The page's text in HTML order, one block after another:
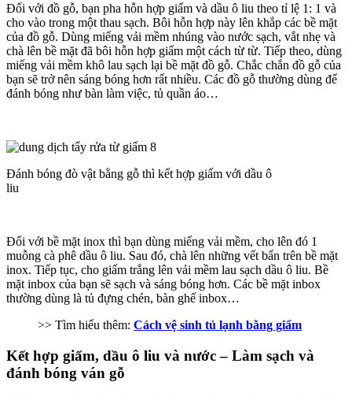
Đối với đồ gỗ, bạn pha hỗn hợp giấm và dầu ô liu theo tỉ lệ 1: 1 và
cho vào trong một thau sạch. Bôi hỗn hợp này lên khắp các bề mặt
của đồ gỗ. Dùng miếng vải mềm nhúng vào nước sạch, vắt nhẹ và
chà lên bề mặt đã bôi hỗn hợp giấm một cách từ từ. Tiếp theo, dùng
miếng vải mềm khô lau sạch lại bề mặt đồ gỗ. Chắc chắn đồ gỗ của
bạn sẽ trở nên sáng bóng hơn rất nhiều. Các đồ gỗ thường dùng để
đánh bóng như bàn làm việc, tủ quần áo…
Đánh bóng đò vật bằng gỗ thì kết hợp giấm với dầu ô
liu
Đối với bề mặt inox thì bạn dùng miếng vải mềm, cho lên đó 1
muỗng cà phê dầu ô liu. Sau đó, chà lên những vết bẩn trên bề mặt
inox. Tiếp tục, cho giấm trắng lên vải mềm lau sạch dầu ô liu. Bề
mặt inbox của bạn sẽ sạch và sáng bóng hơn. Các bề mặt inbox
thường dùng là tủ đựng chén, bàn ghế inbox…
>> Tìm hiểu thêm: Cách vệ sinh tủ lạnh bằng giấm
Kết hợp giấm, dầu ô liu và nước – Làm sạch và
đánh bóng ván gỗ